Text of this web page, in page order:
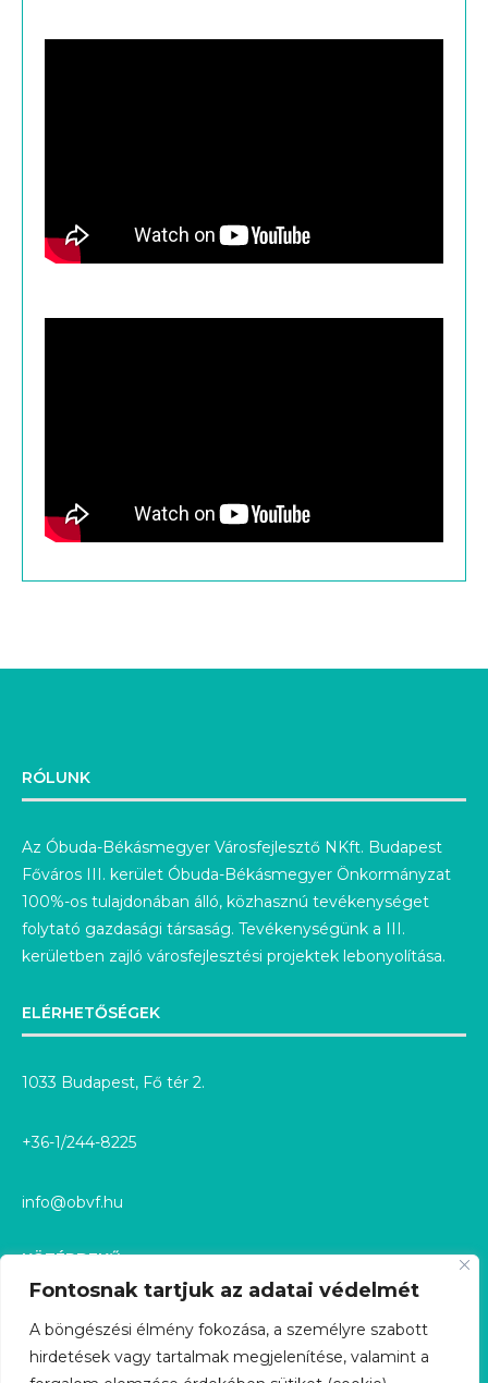
Fontosnak tartjuk az adatai védelmét
A böngészési élmény fokozása, a személyre szabott
hirdetések vagy tartalmak megjelenítése, valamint a
RÓLUNK
Az Óbuda-Békásmegyer Városfejlesztő NKft. Budapest
Főváros III. kerület Óbuda-Békásmegyer Önkormányzat
100%-os tulajdonában álló, közhasznú tevékenységet
folytató gazdasági társaság. Tevékenységünk a III.
kerületben zajló városfejlesztési projektek lebonyolítása.
ELÉRHETŐSÉGEK
1033 Budapest, Fő tér 2.
+36-1/244-8225
info@obvf.hu
KÖZÉRDEKŰ
KÖZÉRDEKŰ ADATOK
KÖZÉRDEKŰ ADATIGÉNYLÉS